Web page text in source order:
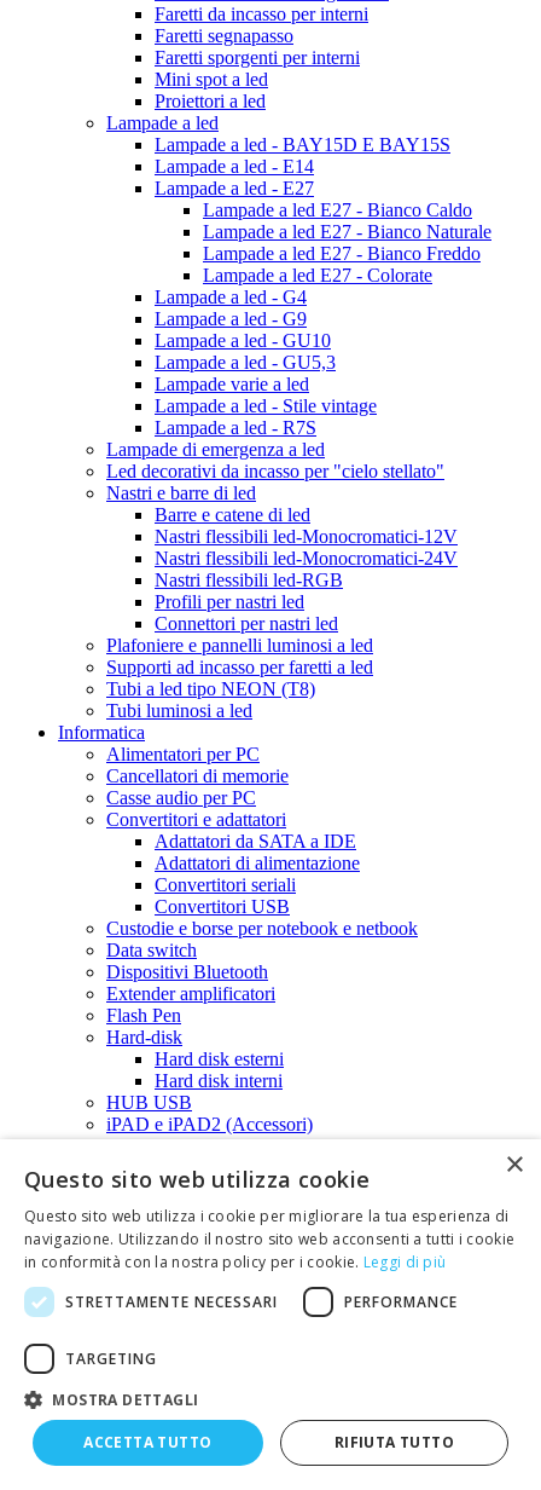
Faretti da incasso per interni
Faretti segnapasso
Faretti sporgenti per interni
Mini spot a led
Proiettori a led
Lampade a led
Lampade a led - BAY15D E BAY15S
Lampade a led - E14
Lampade a led - E27
Lampade a led E27 - Bianco Caldo
Lampade a led E27 - Bianco Naturale
Lampade a led E27 - Bianco Freddo
Lampade a led E27 - Colorate
Lampade a led - G4
Lampade a led - G9
Lampade a led - GU10
Lampade a led - GU5,3
Lampade varie a led
Lampade a led - Stile vintage
Lampade a led - R7S
Lampade di emergenza a led
Led decorativi da incasso per "cielo stellato"
Nastri e barre di led
Barre e catene di led
Nastri flessibili led-Monocromatici-12V
Nastri flessibili led-Monocromatici-24V
Nastri flessibili led-RGB
Profili per nastri led
Connettori per nastri led
Plafoniere e pannelli luminosi a led
Supporti ad incasso per faretti a led
Tubi a led tipo NEON (T8)
Tubi luminosi a led
Informatica
Alimentatori per PC
Cancellatori di memorie
Casse audio per PC
Convertitori e adattatori
Adattatori da SATA a IDE
Adattatori di alimentazione
Convertitori seriali
Convertitori USB
Custodie e borse per notebook e netbook
Data switch
Dispositivi Bluetooth
Extender amplificatori
Flash Pen
Hard-disk
Hard disk esterni
Hard disk interni
HUB USB
iPAD e iPAD2 (Accessori)
Lampade per computer
Lettori di barcode
Lettori di schede di memoria SD
Lettori di smart card
Microfoni multimediali
Modem
Mouse
Schede di memoria - SD card
Accessori per schede di memoria
Micro SD CARD
SD CARD
×
Questo sito web utilizza cookie
Questo sito web utilizza i cookie per migliorare la tua esperienza di
navigazione. Utilizzando il nostro sito web acconsenti a tutti i cookie
in conformità con la nostra policy per i cookie. Leggi di più
STRETTAMENTE NECESSARI
PERFORMANCE
TARGETING
MOSTRA DETTAGLI
ACCETTA TUTTO RIFIUTA TUTTO